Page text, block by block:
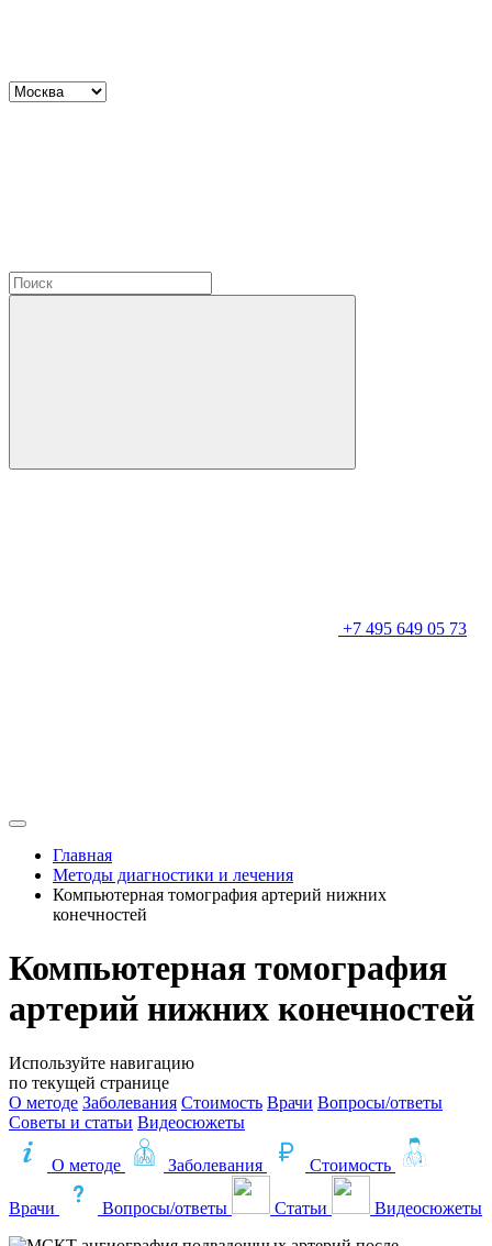
+7 495 649 05 73
Главная
Методы диагностики и лечения
Компьютерная томография артерий нижних
конечностей
Компьютерная томография
артерий нижних конечностей
Используйте навигацию
по текущей странице
О методе Заболевания Стоимость Врачи Вопросы/ответы
Советы и статьи Видеосюжеты
О методе Заболевания Стоимость
Врачи Вопросы/ответы Статьи Видеосюжеты